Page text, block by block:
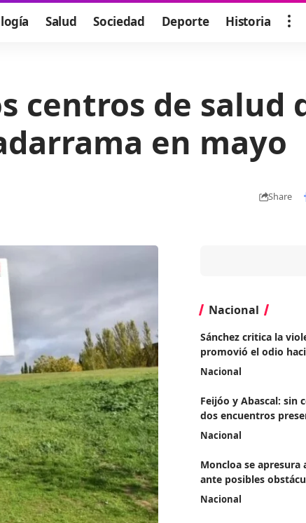
Salud Sociedad Deporte Historia
centros de salud
en mayo
Share
Nacional
Sánchez critica la
promovió el odio
Nacional
Feijóo y Abascal: sin
dos encuentros
Nacional
Moncloa se apresura
ante posibles
Nacional